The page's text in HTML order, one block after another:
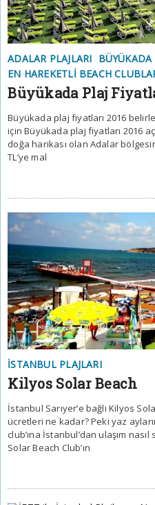
ADALAR PLAJLARI BÜYÜKADA
EN HAREKETLI BEACH
Büyükada Plaj
Büyükada plaj fiyatları 2016
için Büyükada plaj fiyatları 2016
doğa harikası olan Adalar
TL’ye mal
İSTANBUL PLAJLARI
Kilyos Solar Beach
İstanbul Sarıyer’e bağlı Kilyos
ücretleri ne kadar? Peki yaz
club’ına İstanbul’dan ulaşım
Solar Beach Club’ın